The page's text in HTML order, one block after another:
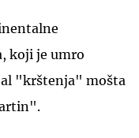
koji je umro
"krštenja" mošta